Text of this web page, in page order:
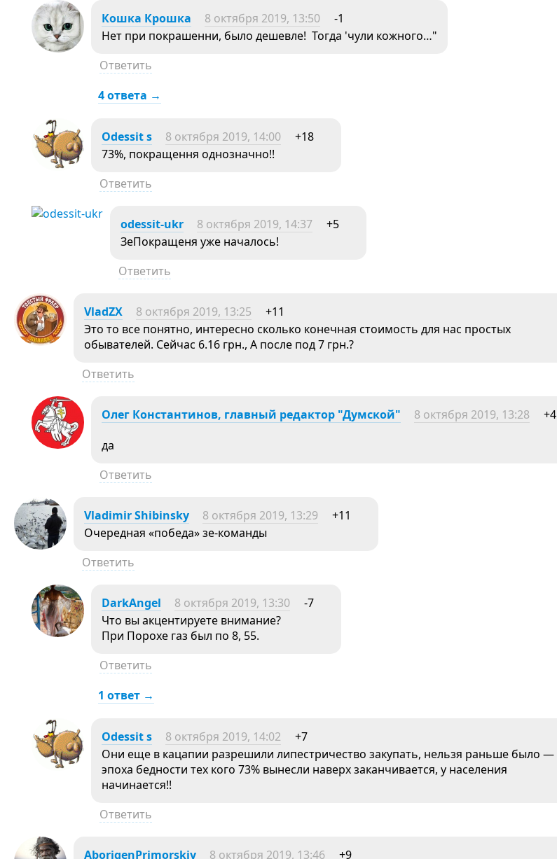
Кошка Крошка 8 октября 2019, 13:50
-1
Нет при покрашенни, было дешевле! Тогда 'чули кожного…"
Ответить
4 ответа →
Odessit s 8 октября 2019, 14:00
+18
73%, покращення однозначно!!
Ответить
odessit-ukr 8 октября 2019, 14:37
+5
ЗеПокращеня уже началось!
Ответить
VladZX 8 октября 2019, 13:25
+11
Это то все понятно, интересно сколько конечная стоимость для нас простых
обывателей. Сейчас 6.16 грн., А после под 7 грн.?
Ответить
Олег Константинов, главный редактор "Думской" 8 октября 2019, 13:28
+4
да
Ответить
Vladimir Shibinsky 8 октября 2019, 13:29
+11
Очередная «победа» зе-команды
Ответить
DarkAngel 8 октября 2019, 13:30
-7
Что вы акцентируете внимание?
При Порохе газ был по 8, 55.
Ответить
1 ответ →
Odessit s 8 октября 2019, 14:02
+7
Они еще в кацапии разрешили липестричество закупать, нельзя раньше было —
эпоха бедности тех кого 73% вынесли наверх заканчивается, у населения
начинается!!
Ответить
AborigenPrimorskiy 8 октября 2019, 13:46 +9